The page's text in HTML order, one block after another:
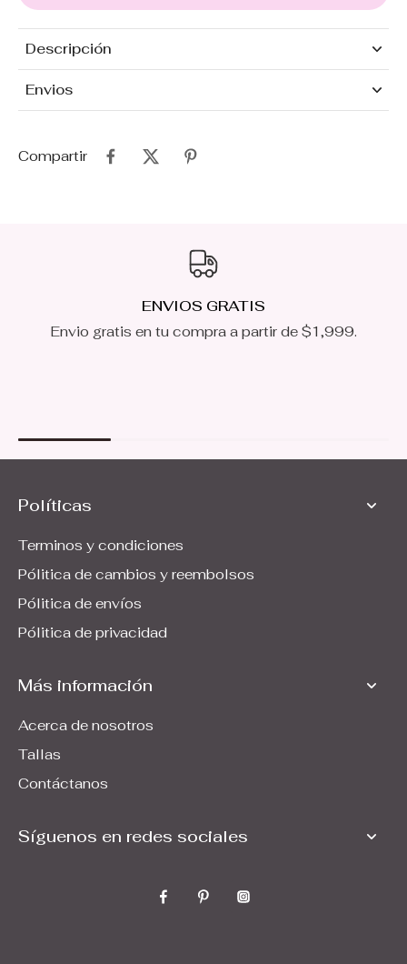
Descripción
Envios
Compartir
ENVIOS GRATIS
Envio gratis en tu compra a partir de $1,999.
Políticas
Terminos y condiciones
Pólitica de cambios y reembolsos
Pólitica de envíos
Pólitica de privacidad
Más información
Acerca de nosotros
Tallas
Contáctanos
Síguenos en redes sociales